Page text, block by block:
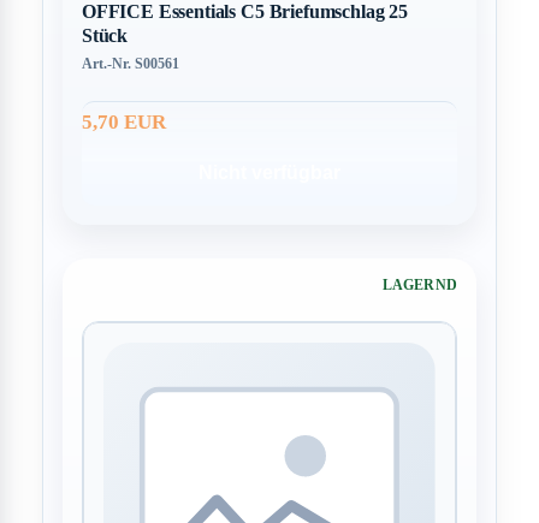
OFFICE Essentials C5 Briefumschlag 25
Stück
Art.-Nr. S00561
5,70 EUR
LAGERND